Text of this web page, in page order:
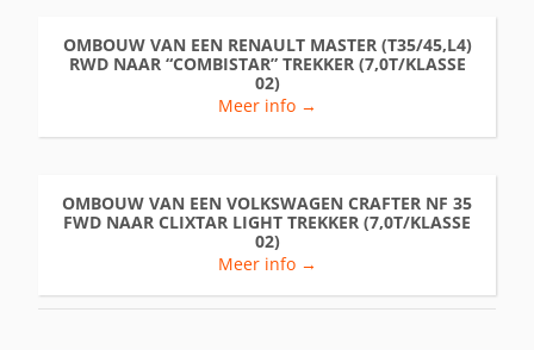
OMBOUW VAN EEN RENAULT MASTER (T35/45,L4)
RWD NAAR “COMBISTAR” TREKKER (7,0T/KLASSE
02)
Meer info →
OMBOUW VAN EEN VOLKSWAGEN CRAFTER NF 35
FWD NAAR CLIXTAR LIGHT TREKKER (7,0T/KLASSE
02)
Meer info →